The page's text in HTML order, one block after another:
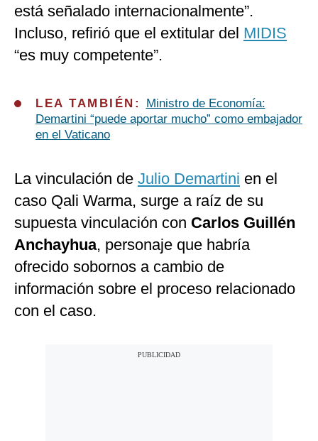
está señalado internacionalmente”.
Incluso, refirió que el extitular del MIDIS
“es muy competente”.
LEA TAMBIÉN:
Ministro de Economía:
Demartini “puede aportar mucho” como embajador
en el Vaticano
La vinculación de Julio Demartini en el
caso Qali Warma, surge a raíz de su
supuesta vinculación con Carlos Guillén
Anchayhua, personaje que habría
ofrecido sobornos a cambio de
información sobre el proceso relacionado
con el caso.